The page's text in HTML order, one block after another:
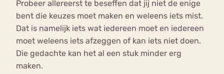
Probeer allereerst te beseffen dat jij niet de enige
bent die keuzes moet maken en weleens iets mist.
Dat is namelijk iets wat iedereen moet en iedereen
moet weleens iets afzeggen of kan iets niet doen.
Die gedachte kan het al een stuk minder erg
maken.